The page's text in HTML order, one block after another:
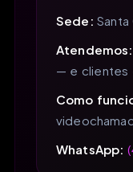
Sede: Santa
Atendemos:
— e clientes
Como
WhatsApp: